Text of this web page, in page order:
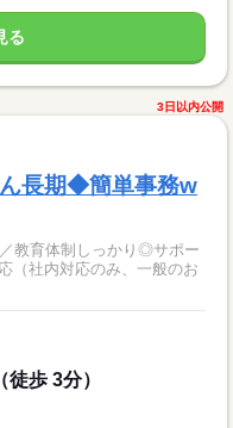
る
3日以内公開
ん長期◆簡単事務w
教育体制しっかり◎サポー
（社内対応のみ、一般のお
歩 3分）